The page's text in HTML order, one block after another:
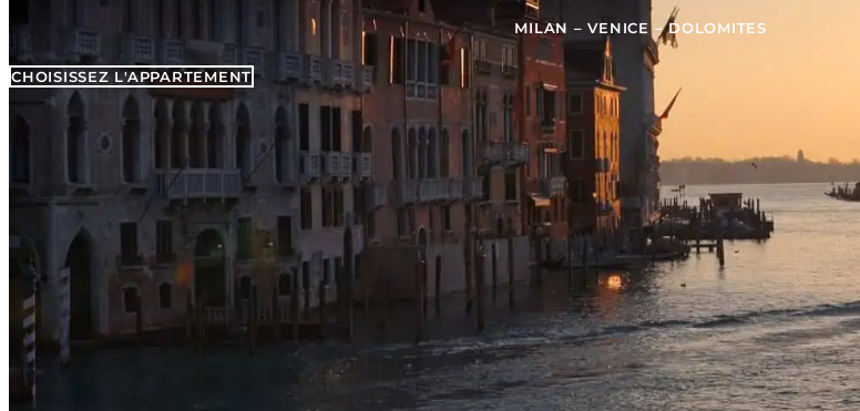
MILAN – VENICE – DOLOMITES
CHOISISSEZ L'APPARTEMENT